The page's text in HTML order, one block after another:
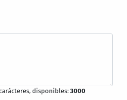
disponibles:3000